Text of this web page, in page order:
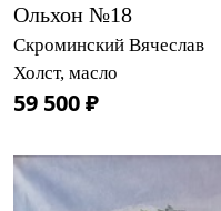
Ольхон №18
Скроминский Вячеслав
Холст, масло
59 500 ₽